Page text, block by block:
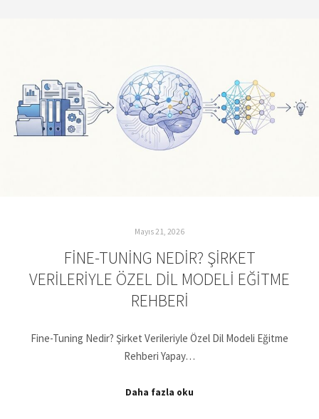
Mayıs 21, 2026
FINE-TUNING NEDIR? ŞIRKET
VERILERIYLE ÖZEL DIL MODELI EĞITME
REHBERI
Fine-Tuning Nedir? Şirket Verileriyle Özel Dil Modeli Eğitme
Rehberi Yapay…
Daha fazla oku